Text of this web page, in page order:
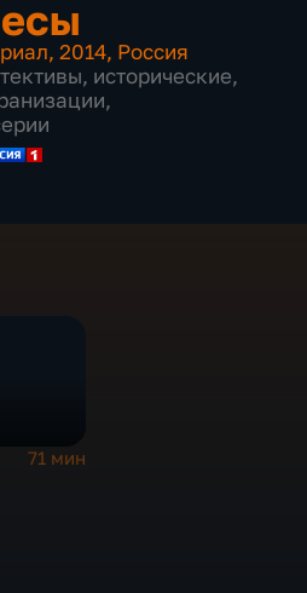
, 2014, Россия
, исторические,
,
71 мин